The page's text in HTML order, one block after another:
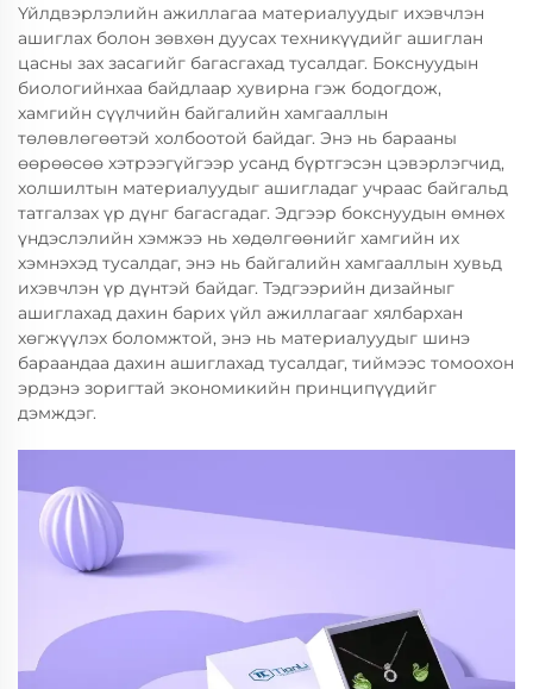
Үйлдвэрлэлийн ажиллагаа материалуудыг ихэвчлэн
ашиглах болон зөвхөн дуусах техникүүдийг ашиглан
цасны зах засагийг багасгахад тусалдаг. Бокснуудын
биологийнхаа байдлаар хувирна гэж бодогдож,
хамгийн сүүлчийн байгалийн хамгааллын
төлөвлөгөөтэй холбоотой байдаг. Энэ нь барааны
өөрөөсөө хэтрээгүйгээр усанд бүртгэсэн цэвэрлэгчид,
холшилтын материалуудыг ашигладаг учраас байгальд
татгалзах үр дүнг багасгадаг. Эдгээр бокснуудын өмнөх
үндэслэлийн хэмжээ нь хөдөлгөөнийг хамгийн их
хэмнэхэд тусалдаг, энэ нь байгалийн хамгааллын хувьд
ихэвчлэн үр дүнтэй байдаг. Тэдгээрийн дизайныг
ашиглахад дахин барих үйл ажиллагааг хялбархан
хөгжүүлэх боломжтой, энэ нь материалуудыг шинэ
бараандаа дахин ашиглахад тусалдаг, тиймээс томоохон
эрдэнэ зоригтай экономикийн принципүүдийг
дэмждэг.